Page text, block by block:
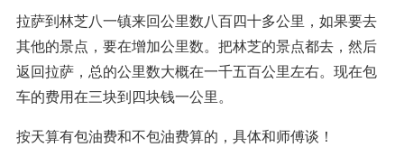
拉萨到林芝八一镇来回公里数八百四十多公里，如果要去
其他的景点，要在增加公里数。把林芝的景点都去，然后
返回拉萨，总的公里数大概在一千五百公里左右。现在包
车的费用在三块到四块钱一公里。
按天算有包油费和不包油费算的，具体和师傅谈！